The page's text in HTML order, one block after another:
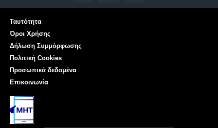
Ταυτότητα
Όροι Χρήσης
Δήλωση Συμμόρφωσης
Πολιτική Cookies
Προσωπικά δεδομένα
Επικοινωνία